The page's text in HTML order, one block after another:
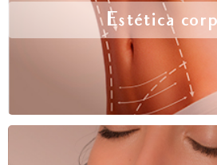
Estética